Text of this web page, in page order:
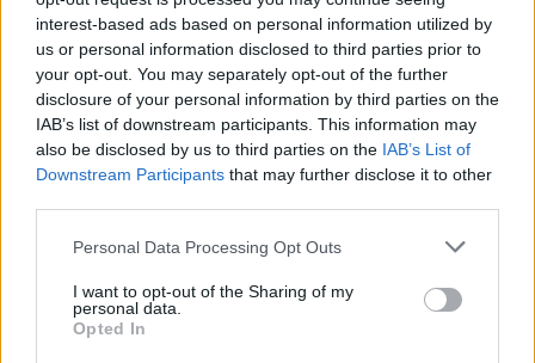
interest-based ads based on personal information utilized by
us or personal information disclosed to third parties prior to
your opt-out. You may separately opt-out of the further
disclosure of your personal information by third parties on the
IAB’s list of downstream participants. This information may
also be disclosed by us to third parties on the IAB’s List of
Downstream Participants that may further disclose it to other
Personal Data Processing Opt Outs
I want to opt-out of the Sharing of my
personal data.
Opted In
09.08.2026 / 18:00